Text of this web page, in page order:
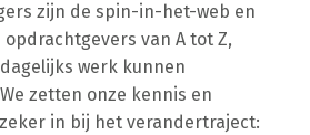
zijn de spin-in-het-web en
van A tot Z,
werk kunnen
zetten onze kennis en
in bij het verandertraject: